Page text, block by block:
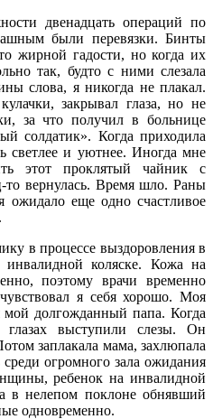
двенадцать операций по
были перевязки. Бинты
жирной гадости, но когда их
так, будто с ними слезала
слова, я никогда не плакал.
закрывал глаза, но не
за что получил в больнице
солдатик». Когда приходила
светлее и уютнее. Иногда мне
этот проклятый чайник с
то вернулась. Время шло. Раны
еще одно счастливое
в процессе выздоровления в
коляске. Кожа на
поэтому врачи временно
я себя хорошо. Моя
мой долгожданный папа. Когда
выступили слезы. Он
заплакала мама, захлюпала
огромного зала ожидания
ребенок на инвалидной
в нелепом поклоне обнявший
одновременно.